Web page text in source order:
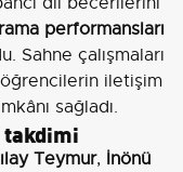
performansları
Sahne çalışmaları
öğrencilerin iletişim
sağladı.
takdimi
Teymur, İnönü